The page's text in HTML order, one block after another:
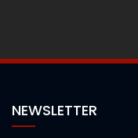
NEWSLETTER